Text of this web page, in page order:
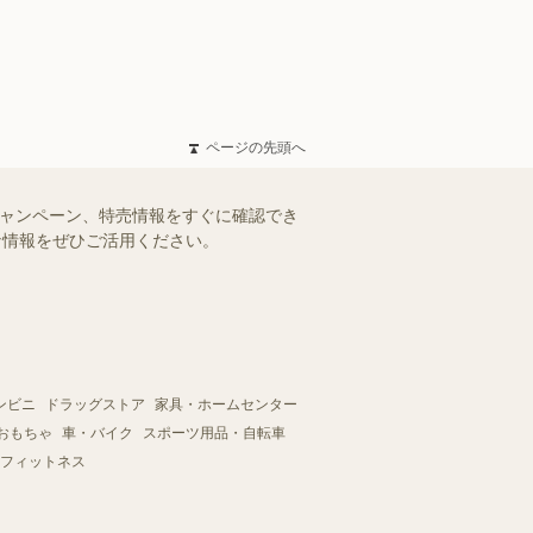
ページの先頭へ
ンペーン、特売情報をすぐに確認でき
報をぜひご活用ください。
ビニ ドラッグストア
家具・ホームセンター
もちゃ
車・バイク
スポーツ用品・自転車
ィットネス